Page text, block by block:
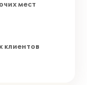
мест
клиентов